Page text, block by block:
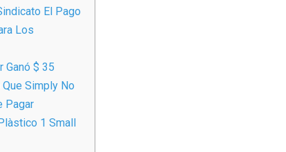
El Pago
Los
Ganó $ 35
Simply No
Pagar
1 Small